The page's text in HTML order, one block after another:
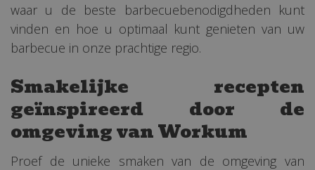
waar u de beste barbecuebenodigdheden kunt
vinden en hoe u optimaal kunt genieten van uw
barbecue in onze prachtige regio.
Smakelijke recepten
geïnspireerd door de
omgeving van Workum
Proef de unieke smaken van de omgeving van